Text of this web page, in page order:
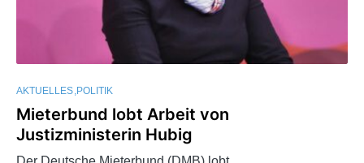
AKTUELLES POLITIK
Mieterbund lobt Arbeit von
Justizministerin Hubig